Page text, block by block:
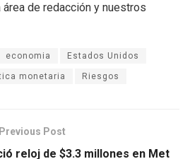
de redacción y nuestros
economia Estados Unidos
monetaria Riesgos
Previous Post
reloj de $3.3 millones en Met